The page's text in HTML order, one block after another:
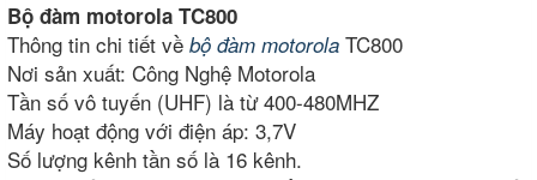
Bộ đàm motorola TC800
Thông tin chi tiết về bộ đàm motorola TC800
Nơi sản xuất: Công Nghệ Motorola
Tần số vô tuyến (UHF) là từ 400-480MHZ
Máy hoạt động với điện áp: 3,7V
Số lượng kênh tần số là 16 kênh.